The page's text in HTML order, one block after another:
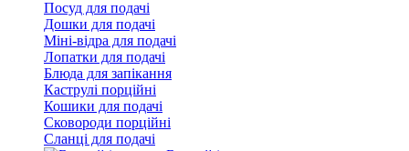
Посуд для подачі
Дошки для подачі
Міні-відра для подачі
Лопатки для подачі
Блюда для запікання
Каструлі порційні
Кошики для подачі
Сковороди порційні
Сланці для подачі